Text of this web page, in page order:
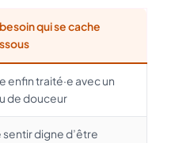
qui se cache
enfin traité·e avec un
de douceur
sentir digne d’être